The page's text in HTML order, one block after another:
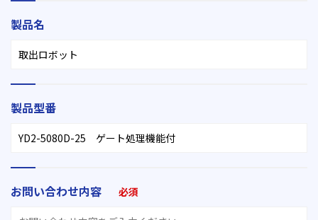
製品名
製品型番
お問い合わせ内容 必須